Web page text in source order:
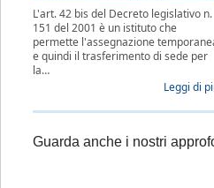
L'art. 42 bis del Decreto legislativo n.
151 del 2001 è un istituto che
permette l'assegnazione
e quindi il trasferimento di sede per
la…
Leggi di
Guarda anche i nostri